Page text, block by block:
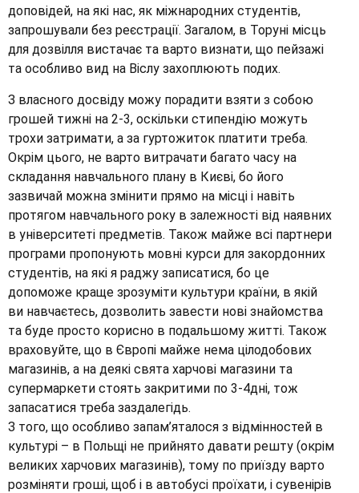
доповідей, на які нас, як міжнародних студентів,
запрошували без реєстрації. Загалом, в Торуні місць
для дозвілля вистачає та варто визнати, що пейзажі
та особливо вид на Віслу захоплюють подих.
З власного досвіду можу порадити взяти з собою
грошей тижні на 2-3, оскільки стипендію можуть
трохи затримати, а за гуртожиток платити треба.
Окрім цього, не варто витрачати багато часу на
складання навчального плану в Києві, бо його
зазвичай можна змінити прямо на місці і навіть
протягом навчального року в залежності від наявних
в університеті предметів. Також майже всі партнери
програми пропонують мовні курси для закордонних
студентів, на які я раджу записатися, бо це
допоможе краще зрозуміти культури країни, в якій
ви навчаєтесь, дозволить завести нові знайомства
та буде просто корисно в подальшому житті. Також
враховуйте, що в Європі майже нема цілодобових
магазинів, а на деякі свята харчові магазини та
супермаркети стоять закритими по 3-4дні, тож
запасатися треба заздалегідь.
З того, що особливо запам’яталося з відмінностей в
культурі – в Польщі не прийнято давати решту (окрім
великих харчових магазинів), тому по приїзду варто
розміняти гроші, щоб і в автобусі проїхати, і сувенірів